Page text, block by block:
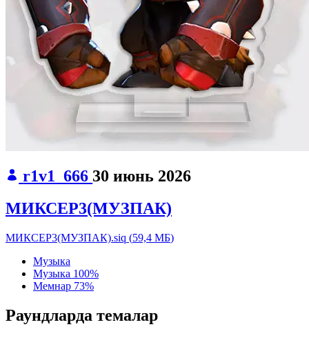
r1v1_666 30 июнь 2026
МИКСЕР3(МУЗПАК)
МИКСЕР3(МУЗПАК).siq (59,4 МБ)
Музыка
Музыка 100%
Мемнар 73%
Раундларда темалар